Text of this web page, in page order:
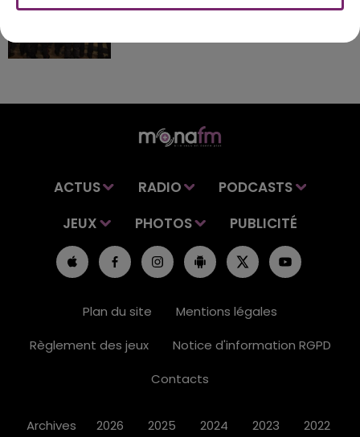
ACTUS RADIO
PODCASTS
JEUX
PHOTOS PUBLICITÉ
Plan du site
Mentions légales
Règlement des jeux
Notice d'information RGPD
Contacts
Archives 2026 2025 2024 2023 2022